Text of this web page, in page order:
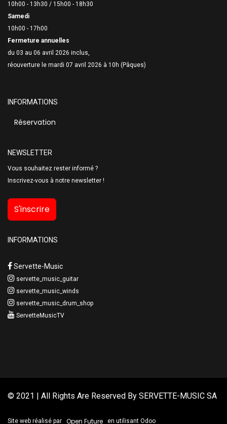
10h00 - 13h30 / 15h00 - 18h30
Samedi
10h00 - 17h00
Fermeture annuelles
du 03 au 06 avril 2026 inclus,
réouverture le mardi 07 avril 2026 à 10h (Pâques)
INFORMATIONS
Réservation
NEWSLETTER
Vous souhaitez rester informé ?
Inscrivez-vous à notre newsletter !
S'inscrire
INFORMATIONS
Servette-Music
servette_music_guitar
servette_music_winds
servette_music_drum_shop
ServetteMusicTV
© 2021 | All Rights Are Reserved By SERVETTE-MUSIC SA
Site web réalisé par Open Future en utilisant Odoo